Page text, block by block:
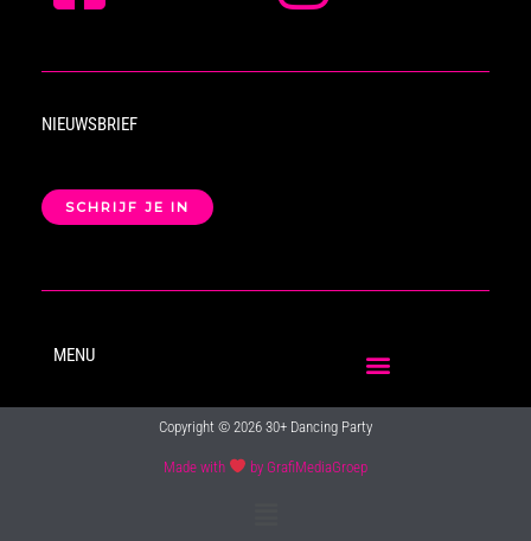
NIEUWSBRIEF
SCHRIJF JE IN
MENU
Copyright © 2026 30+ Dancing Party
Made with by GrafiMediaGroep